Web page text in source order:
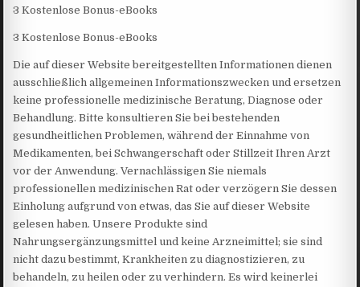
3 Kostenlose Bonus-eBooks
3 Kostenlose Bonus-eBooks
Die auf dieser Website bereitgestellten Informationen dienen
ausschließlich allgemeinen Informationszwecken und ersetzen
keine professionelle medizinische Beratung, Diagnose oder
Behandlung. Bitte konsultieren Sie bei bestehenden
gesundheitlichen Problemen, während der Einnahme von
Medikamenten, bei Schwangerschaft oder Stillzeit Ihren Arzt
vor der Anwendung. Vernachlässigen Sie niemals
professionellen medizinischen Rat oder verzögern Sie dessen
Einholung aufgrund von etwas, das Sie auf dieser Website
gelesen haben. Unsere Produkte sind
Nahrungsergänzungsmittel und keine Arzneimittel; sie sind
nicht dazu bestimmt, Krankheiten zu diagnostizieren, zu
behandeln, zu heilen oder zu verhindern. Es wird keinerlei